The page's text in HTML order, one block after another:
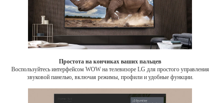
Простота на кончиках ваших пальцев
Воспользуйтесь интерфейсом WOW на телевизоре LG для простого управления
звуковой панелью, включая режимы, профили и удобные функции.